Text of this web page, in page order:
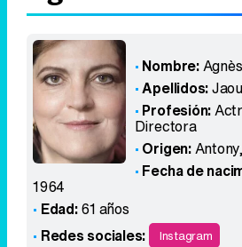
Nombre:Agnès
Apellidos:
Profesión:
Directora
Origen:Antony,
Fecha de
1964
Edad:61 años
Redes sociales:
Instagram